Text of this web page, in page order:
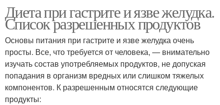
Диета при гастрите и язве желудка.
Список разрешенных продуктов
Основы питания при гастрите и язве желудка очень
просты. Все, что требуется от человека, — внимательно
изучать состав употребляемых продуктов, не допуская
попадания в организм вредных или слишком тяжелых
компонентов. К разрешенным относятся следующие
продукты: